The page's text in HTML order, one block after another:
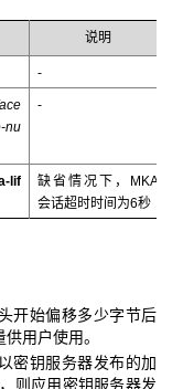
说明
-
nu
-
lif
缺省情况下，MKA
会话超时时间为6秒
开始偏移多少字节后
用户使用。
密钥服务器发布的加
则应用密钥服务器发